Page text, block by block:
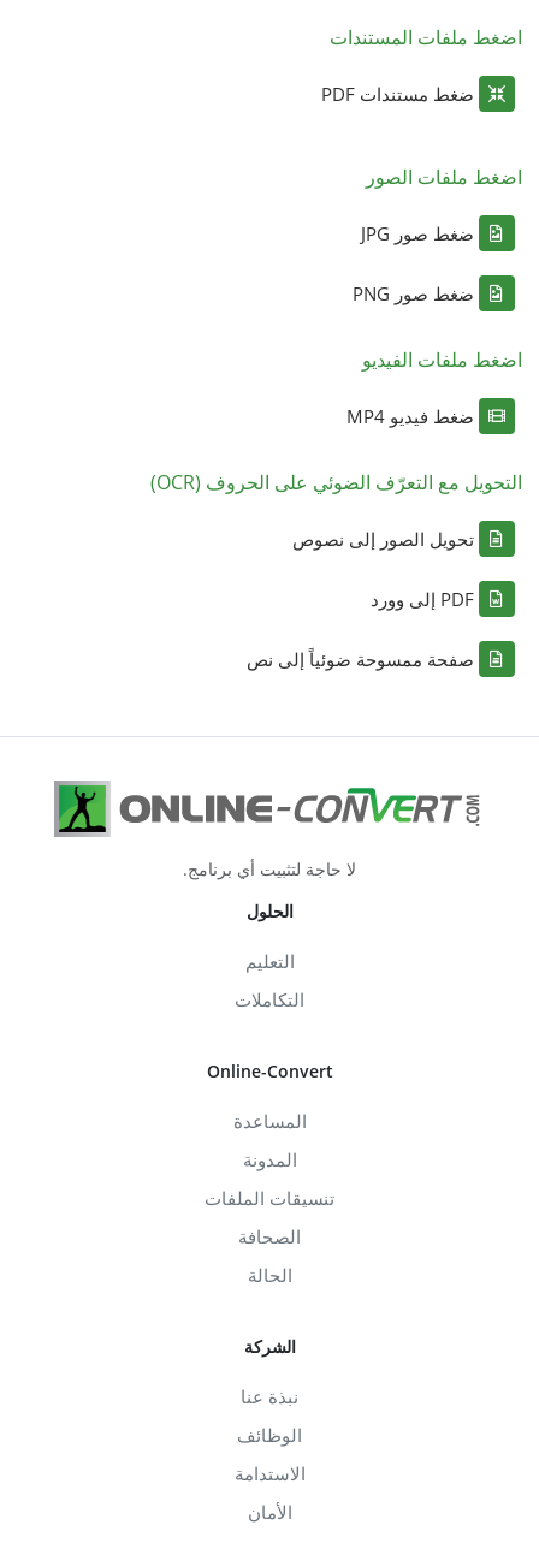
اضغط ملفات المستندات
ضغط مستندات PDF
اضغط ملفات الصور
ضغط صور JPG
ضغط صور PNG
اضغط ملفات الفيديو
ضغط فيديو MP4
التحويل مع التعرّف الضوئي على الحروف (OCR)
تحويل الصور إلى نصوص
PDF إلى وورد
صفحة ممسوحة ضوئياً إلى نص
لا حاجة لتثبيت أي برنامج.
الحلول
التعليم
التكاملات
Online-Convert
المساعدة
المدونة
تنسيقات الملفات
الصحافة
الحالة
الشركة
نبذة عنا
الوظائف
الاستدامة
الأمان